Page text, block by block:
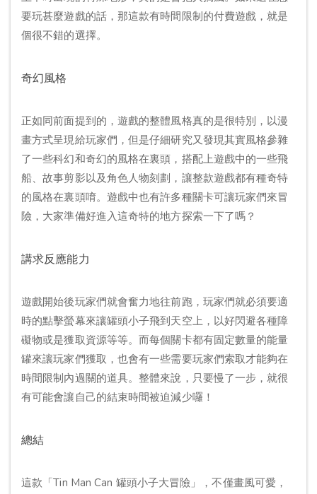
要玩甚麼遊戲的話，那這款有時間限制的付費遊戲，就是
個很不錯的選擇。
奇幻風格
正如同前面提到的，遊戲的整體風格真的是很特別，以漫
畫方式呈現給玩家們，但是仔細研究又發現其實風格參雜
了一些科幻和奇幻的風格在裏頭，搭配上遊戲中的一些飛
船、故事剪影以及角色人物刻劃，讓整款遊戲都有種奇特
的風格在裏頭唷。遊戲中也有許多種關卡可讓玩家們來冒
險，大家準備好進入這奇特的地方探索一下了嗎？
講求反應能力
遊戲開始後玩家們就會奮力地往前跑，玩家們就必須要適
時的點擊螢幕來讓罐頭小子飛到天空上，以好閃避各種障
礙物或是獲取資源等等。而每個關卡都有固定數量的能量
罐來讓玩家們獲取，也會有一些需要玩家們索取才能夠在
時間限制內過關的道具。整體來說，只要慢了一步，就很
有可能會讓自己的結束時間被迫減少囉！
總結
這款「Tin Man Can 罐頭小子大冒險」，不僅畫風可愛，